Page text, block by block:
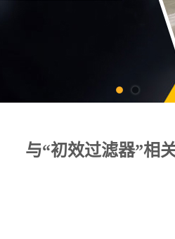
与“初效过滤器”相